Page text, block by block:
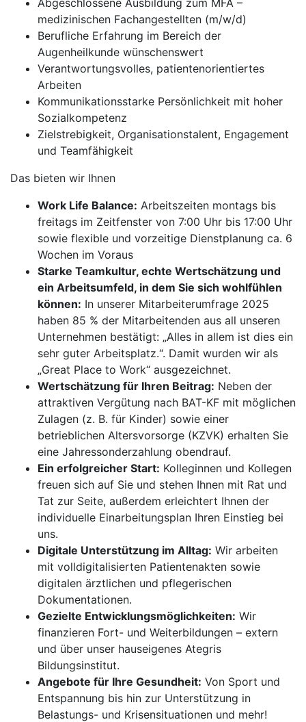
Abgeschlossene Ausbildung zum MFA –
medizinischen Fachangestellten (m/w/d)
Berufliche Erfahrung im Bereich der
Augenheilkunde wünschenswert
Verantwortungsvolles, patientenorientiertes
Arbeiten
Kommunikationsstarke Persönlichkeit mit hoher
Sozialkompetenz
Zielstrebigkeit, Organisationstalent, Engagement
und Teamfähigkeit
Das bieten wir Ihnen
Work Life Balance: Arbeitszeiten montags bis
freitags im Zeitfenster von 7:00 Uhr bis 17:00 Uhr
sowie flexible und vorzeitige Dienstplanung ca. 6
Wochen im Voraus
Starke Teamkultur, echte Wertschätzung und
ein Arbeitsumfeld, in dem Sie sich wohlfühlen
können: In unserer Mitarbeiterumfrage 2025
haben 85 % der Mitarbeitenden aus all unseren
Unternehmen bestätigt: „Alles in allem ist dies ein
sehr guter Arbeitsplatz.“. Damit wurden wir als
„Great Place to Work“ ausgezeichnet.
Wertschätzung für Ihren Beitrag: Neben der
attraktiven Vergütung nach BAT-KF mit möglichen
Zulagen (z. B. für Kinder) sowie einer
betrieblichen Altersvorsorge (KZVK) erhalten Sie
eine Jahressonderzahlung obendrauf.
Ein erfolgreicher Start: Kolleginnen und Kollegen
freuen sich auf Sie und stehen Ihnen mit Rat und
Tat zur Seite, außerdem erleichtert Ihnen der
individuelle Einarbeitungsplan Ihren Einstieg bei
uns.
Digitale Unterstützung im Alltag: Wir arbeiten
mit volldigitalisierten Patientenakten sowie
digitalen ärztlichen und pflegerischen
Dokumentationen.
Gezielte Entwicklungsmöglichkeiten: Wir
finanzieren Fort- und Weiterbildungen – extern
und über unser hauseigenes Ategris
Bildungsinstitut.
Angebote für Ihre Gesundheit: Von Sport und
Entspannung bis hin zur Unterstützung in
Belastungs- und Krisensituationen und mehr!